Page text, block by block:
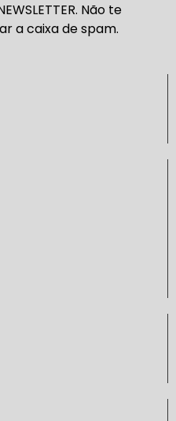
Não te
a caixa de spam.